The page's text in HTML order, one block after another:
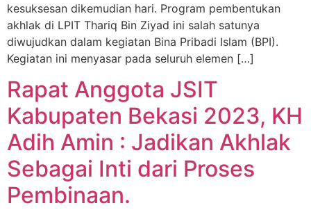
kesuksesan dikemudian hari. Program pembentukan
akhlak di LPIT Thariq Bin Ziyad ini salah satunya
diwujudkan dalam kegiatan Bina Pribadi Islam (BPI).
Kegiatan ini menyasar pada seluruh elemen […]
Rapat Anggota JSIT
Kabupaten Bekasi 2023, KH
Adih Amin : Jadikan Akhlak
Sebagai Inti dari Proses
Pembinaan.